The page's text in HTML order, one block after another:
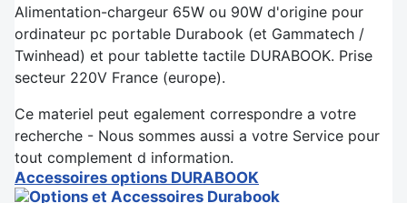
Alimentation-chargeur 65W ou 90W d'origine pour
ordinateur pc portable Durabook (et Gammatech /
Twinhead) et pour tablette tactile DURABOOK. Prise
secteur 220V France (europe).
Ce materiel peut egalement correspondre a votre
recherche - Nous sommes aussi a votre Service pour
tout complement d information.
Accessoires options DURABOOK